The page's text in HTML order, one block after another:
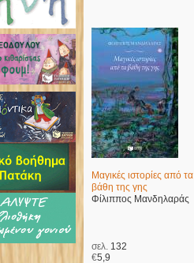
Μαγικές ιστορίες από τα
βάθη της γης
Φίλιππος Μανδηλαράς
σελ. 132
€5,9